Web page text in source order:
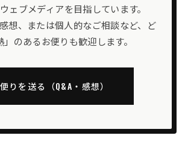
ェブメディアを目指しています。
想、または個人的なご相談など、ど
」のあるお便りも歓迎します。
りを送る（Q&A・感想）